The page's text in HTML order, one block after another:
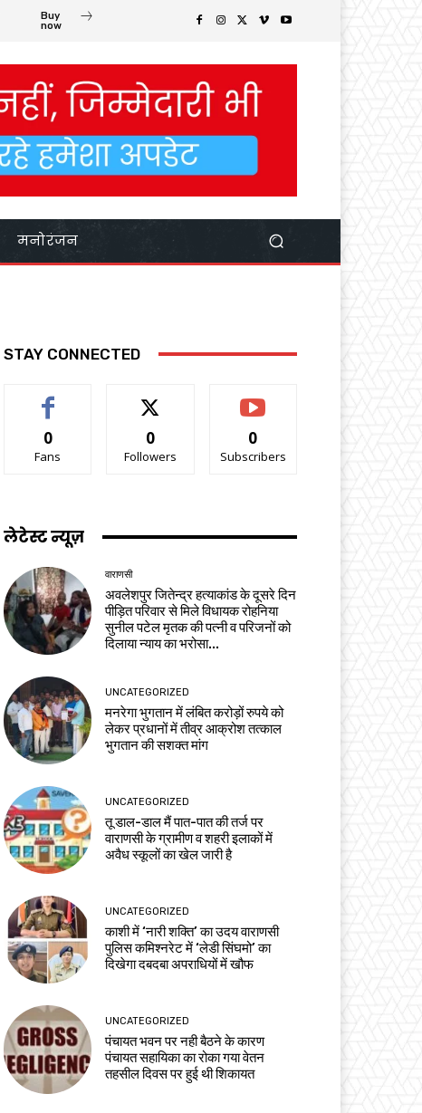
Buy
now
मनोरंजन
STAY CONNECTED
0
Fans
0
Followers
0
Subscribers
लेटेस्ट न्यूज़
वाराणसी
अवलेशपुर जितेन्द्र हत्याकांड के दूसरे दिन
पीड़ित परिवार से मिले विधायक रोहनिया
सुनील पटेल मृतक की पत्नी व परिजनों को
दिलाया न्याय का भरोसा...
UNCATEGORIZED
मनरेगा भुगतान में लंबित करोड़ों रुपये को
लेकर प्रधानों में तीव्र आक्रोश तत्काल
भुगतान की सशक्त मांग
UNCATEGORIZED
तू डाल-डाल मैं पात-पात की तर्ज पर
वाराणसी के ग्रामीण व शहरी इलाकों में
अवैध स्कूलों का खेल जारी है
UNCATEGORIZED
काशी में ‘नारी शक्ति’ का उदय वाराणसी
पुलिस कमिश्नरेट में ‘लेडी सिंघमो’ का
दिखेगा दबदबा अपराधियों में खौफ
UNCATEGORIZED
पंचायत भवन पर नही बैठने के कारण
पंचायत सहायिका का रोका गया वेतन
तहसील दिवस पर हुई थी शिकायत